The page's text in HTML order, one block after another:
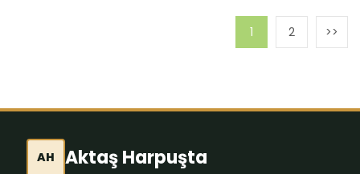
1 2
AH Aktaş Harpuşta